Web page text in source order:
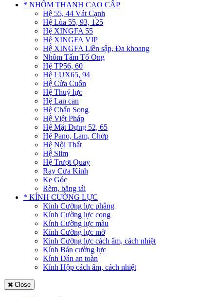
* NHÔM THANH CAO CẤP
Hệ 55, 44 Vát Cạnh
Hệ Lùa 55, 93, 125
Hệ XINGFA 55
Hệ XINGFA VIP
Hệ XINGFA Liền sập, Đa khoang
Nhôm Tấm Tổ Ong
Hệ TP56, 60
Hệ LUX65, 94
Hệ Cửa Cuốn
Hệ Thuỷ lực
Hệ Lan can
Hệ Chấn Song
Hệ Việt Pháp
Hệ Mặt Dựng 52, 65
Hệ Pano, Lam, Chớp
Hệ Nội Thất
Hệ Slim
Hệ Trượt Quay
Ray Cửa Kính
Ke Góc
Rèm, băng tải
* KÍNH CƯỜNG LỰC
Kính Cường lực phẳng
Kính Cường lực cong
Kính Cường lực màu
Kính Cường lực mờ
Kính Cường lực cách âm, cách nhiệt
Kính Bán cường lực
Kính Dán an toàn
Kính Hộp cách âm, cách nhiệt
Close